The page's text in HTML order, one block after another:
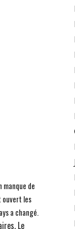
de
ouvert les
a changé.
Le